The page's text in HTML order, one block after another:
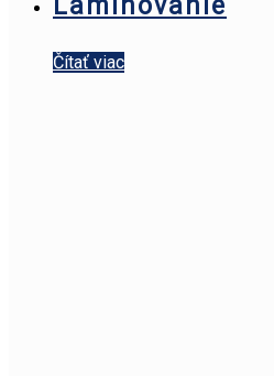
Laminovanie
Čítať viac